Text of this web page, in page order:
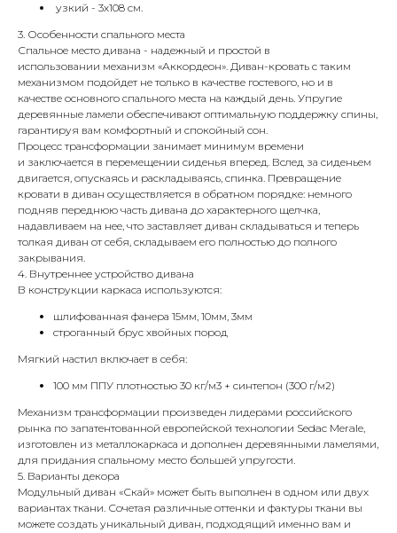
узкий - 3х108 см.
3. Особенности спального места
Спальное место дивана - надежный и простой в
использовании механизм «Аккордеон». Диван-кровать с таким
механизмом подойдет не только в качестве гостевого, но и в
качестве основного спального места на каждый день. Упругие
деревянные ламели обеспечивают оптимальную поддержку спины,
гарантируя вам комфортный и спокойный сон.
Процесс трансформации занимает минимум времени
и заключается в перемещении сиденья вперед. Вслед за сиденьем
двигается, опускаясь и раскладываясь, спинка. Превращение
кровати в диван осуществляется в обратном порядке: немного
подняв переднюю часть дивана до характерного щелчка,
надавливаем на нее, что заставляет диван складываться и теперь
толкая диван от себя, складываем его полностью до полного
закрывания.
4. Внутреннее устройство дивана
В конструкции каркаса используются:
шлифованная фанера 15мм, 10мм, 3мм
строганный брус хвойных пород
Мягкий настил включает в себя:
100 мм ППУ плотностью 30 кг/м3 + синтепон (300 г/м2)
Механизм трансформации произведен лидерами российского
рынка по запатентованной европейской технологии Sedac Merale,
изготовлен из металлокаркаса и дополнен деревянными ламелями,
для придания спальному место большей упругости.
5. Варианты декора
Модульный диван «Скай» может быть выполнен в одном или двух
вариантах ткани. Сочетая различные оттенки и фактуры ткани вы
можете создать уникальный диван, подходящий именно вам и